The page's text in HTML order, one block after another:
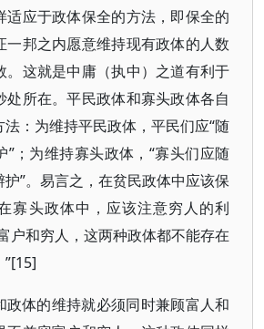
适应于政体保全的方法，即保全的
一邦之内愿意维持现有政体的人数
。这就是中庸（执中）之道有利于
处所在。平民政体和寡头政体各自
：为维持平民政体，平民们应“随
”；为维持寡头政体，“寡头们应随
”。易言之，在贫民政体中应该保
寡头政体中，应该注意穷人的利
户和穷人，这两种政体都不能存在
政体的维持就必须同时兼顾富人和